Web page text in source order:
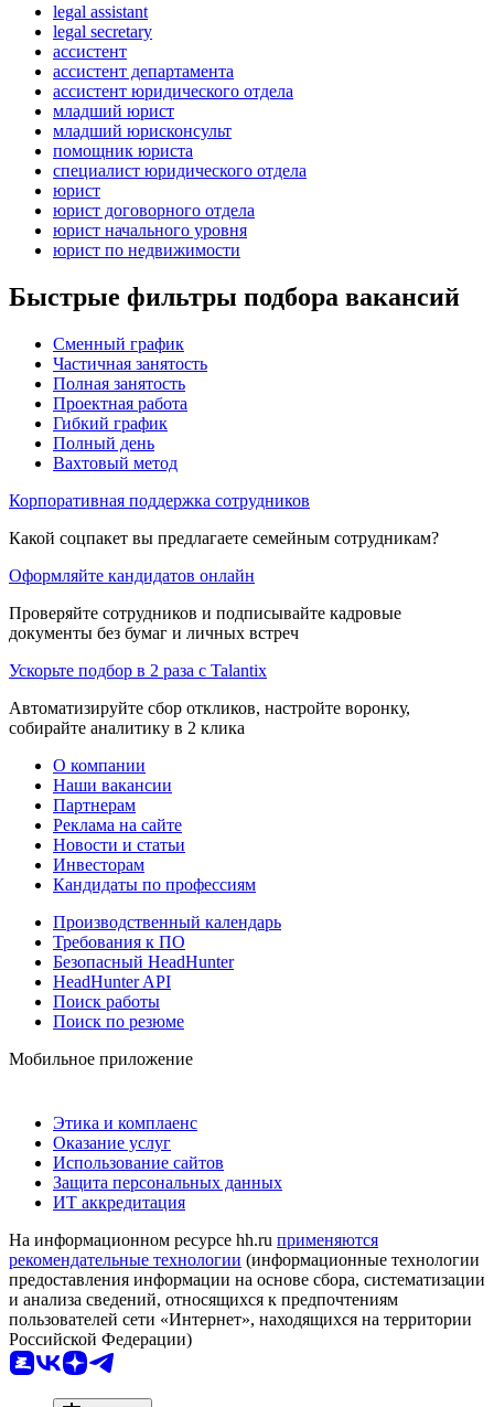
legal assistant
legal secretary
ассистент
ассистент департамента
ассистент юридического отдела
младший юрист
младший юрисконсульт
помощник юриста
специалист юридического отдела
юрист
юрист договорного отдела
юрист начального уровня
юрист по недвижимости
Быстрые фильтры подбора вакансий
Сменный график
Частичная занятость
Полная занятость
Проектная работа
Гибкий график
Полный день
Вахтовый метод
Корпоративная поддержка сотрудников
Какой соцпакет вы предлагаете семейным сотрудникам?
Оформляйте кандидатов онлайн
Проверяйте сотрудников и подписывайте кадровые
документы без бумаг и личных встреч
Ускорьте подбор в 2 раза с Talantix
Автоматизируйте сбор откликов, настройте воронку,
собирайте аналитику в 2 клика
О компании
Наши вакансии
Партнерам
Реклама на сайте
Новости и статьи
Инвесторам
Кандидаты по профессиям
Производственный календарь
Требования к ПО
Безопасный HeadHunter
HeadHunter API
Поиск работы
Поиск по резюме
Мобильное приложение
Этика и комплаенс
Оказание услуг
Использование сайтов
Защита персональных данных
ИТ аккредитация
На информационном ресурсе hh.ru применяются
рекомендательные технологии (информационные технологии
предоставления информации на основе сбора, систематизации
и анализа сведений, относящихся к предпочтениям
пользователей сети «Интернет», находящихся на территории
Российской Федерации)